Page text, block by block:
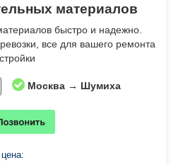
материалов
быстро и надежно.
все для вашего ремонта
Москва → Шумиха
цена: